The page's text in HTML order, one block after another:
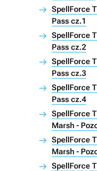
SpellForce
Pass cz.1
SpellForce
Pass cz.2
SpellForce
Pass cz.3
SpellForce
Pass cz.4
SpellForce
Marsh -
SpellForce
Marsh -
SpellForce